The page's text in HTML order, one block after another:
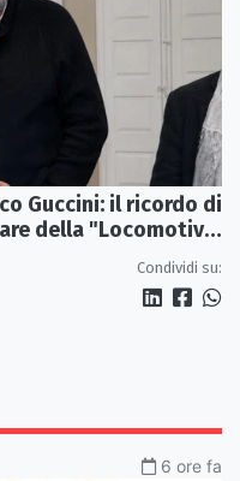
Guccini: il ricordo di
della "Locomotiva
Condividi su:
6 ore fa